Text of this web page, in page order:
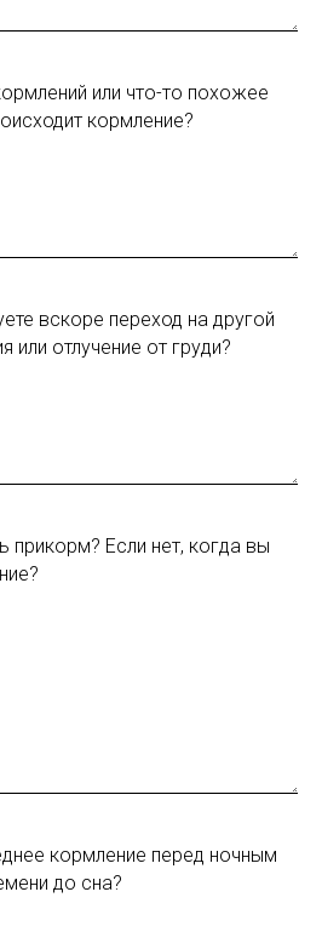
или что-то похожее
кормление?
вскоре переход на другой
или отлучение от груди?
прикорм? Если нет, когда вы
кормление перед ночным
до сна?